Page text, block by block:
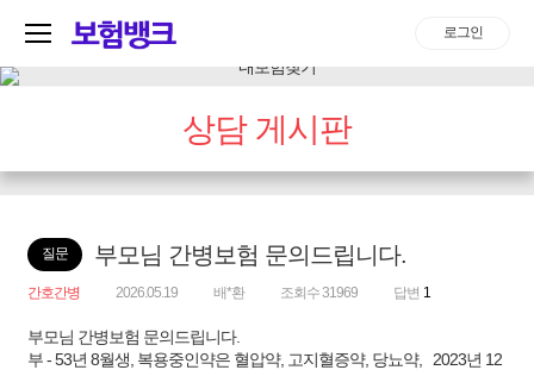
로그인
상담 게시판
질문 부모님 간병보험 문의드립니다.
간호간병 2026.05.19 배*환 조회수 31969 답변 1
부모님 간병보험 문의드립니다.
부 - 53년 8월생, 복용중인약은 혈압약, 고지혈증약, 당뇨약, 2023년 12